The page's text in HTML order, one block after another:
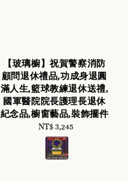
【玻璃櫥】祝賀警察消防
顧問退休禮品,功成身退圓
滿人生,籃球教練退休送禮,
國軍醫院院長護理長退休
紀念品,櫥窗藝品,裝飾擺件
Regular
price
NT$ 3,245